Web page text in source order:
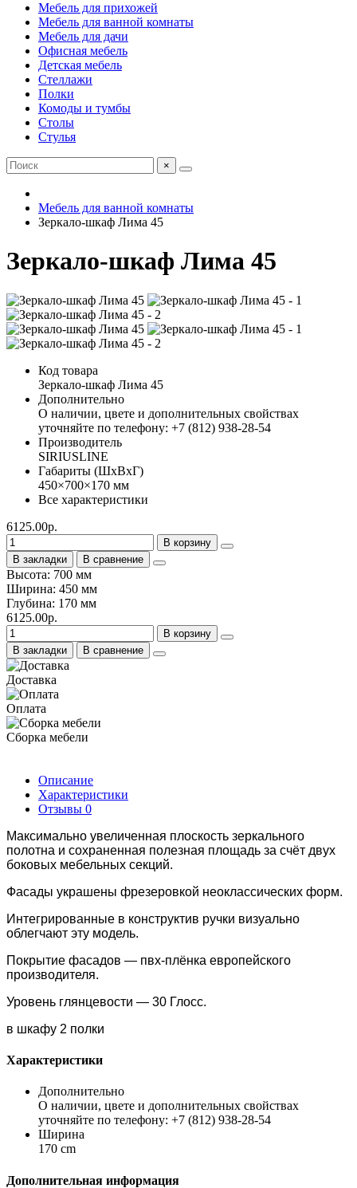
Мебель для прихожей
Мебель для ванной комнаты
Мебель для дачи
Офисная мебель
Детская мебель
Стеллажи
Полки
Комоды и тумбы
Столы
Стулья
×
Мебель для ванной комнаты
Зеркало-шкаф Лима 45
Зеркало-шкаф Лима 45
Код товара
Зеркало-шкаф Лима 45
Дополнительно
О наличии, цвете и дополнительных свойствах
уточняйте по телефону: +7 (812) 938-28-54
Производитель
SIRIUSLINE
Габариты (ШхВхГ)
450×700×170 мм
Все характеристики
6125.00р.
В корзину
В закладки
В сравнение
Высота: 700 мм
Ширина: 450 мм
Глубина: 170 мм
6125.00р.
В корзину
В закладки
В сравнение
Доставка
Оплата
Сборка мебели
Описание
Характеристики
Отзывы 0
Максимально увеличенная плоскость зеркального
полотна и сохраненная полезная площадь за счёт двух
боковых мебельных секций.
Фасады украшены фрезеровкой неоклассических форм.
Интегрированные в конструктив ручки визуально
облегчают эту модель.
Покрытие фасадов — пвх-плёнка европейского
производителя.
Уровень глянцевости — 30 Глосс.
в шкафу 2 полки
Характеристики
Дополнительно
О наличии, цвете и дополнительных свойствах
уточняйте по телефону: +7 (812) 938-28-54
Ширина
170 cm
Дополнительная информация